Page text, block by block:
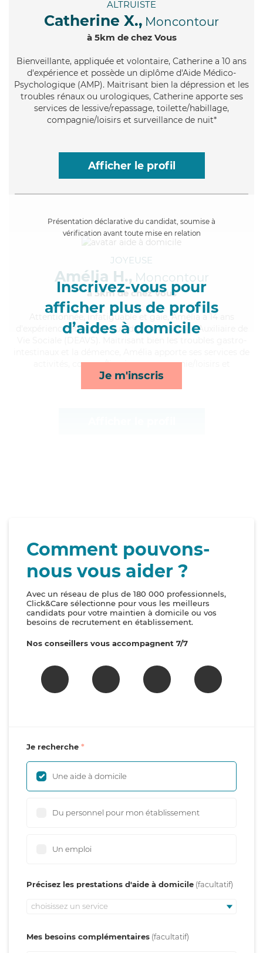
ALTRUISTE
Catherine X., Moncontour
à 5km de chez Vous
Bienveillante, appliquée et volontaire, Catherine a 10 ans
d'expérience et possède un diplôme d'Aide Médico-
Psychologique (AMP). Maitrisant bien la dépression et les
troubles rénaux ou urologiques, Catherine apporte ses
services de lessive/repassage, toilette/habillage,
compagnie/loisirs et surveillance de nuit*
Afficher le profil
Présentation déclarative du candidat, soumise à
vérification avant toute mise en relation
Inscrivez-vous pour
afficher plus de profils
d’aides à domicile
Je m'inscris
JOYEUSE
Amélia H., Moncontour
à 5km de chez Vous
, infatiguable et gaie, Amélia a 14 ans
d'expérience et possède un diplôme d'État d'Auxiliaire de
activités, courses/livraison, compagnie/loisirs et
lever/coucher*
Comment pouvons-
nous vous aider ?
Avec un réseau de plus de 180 000 professionnels,
Click&Care sélectionne pour vous les meilleurs
candidats pour votre maintien à domicile ou vos
besoins de recrutement en établissement.
Nos conseillers vous accompagnent 7/7
Je recherche
Une aide à domicile
Du personnel pour mon établissement
Un emploi
Précisez les prestations d'aide à domicile
choisissez un service
Mes besoins complémentaires